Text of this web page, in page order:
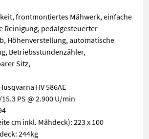
frontmontiertes Mähwerk, einfache
Reinigung, pedalgesteuerter
Höhenverstellung, automatische
Betriebsstundenzähler,
Sitz,
HV 586AE
PS @ 2.900 U/min
cm inkl. Mähdeck): 223 x 100
244kg